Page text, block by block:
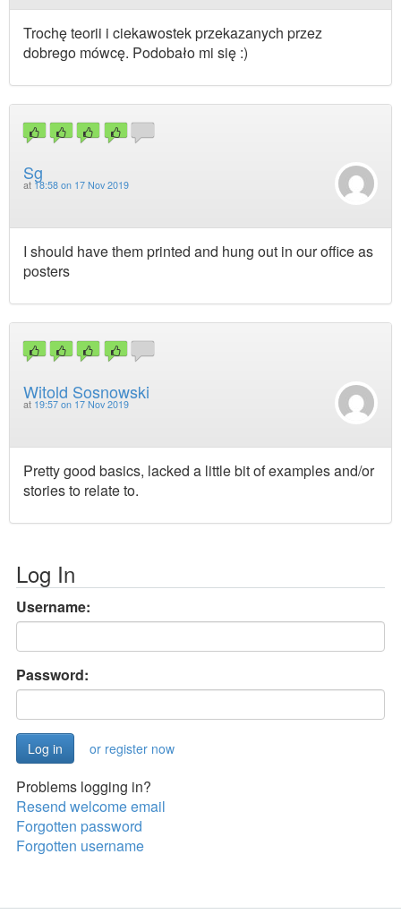
Trochę teorii i ciekawostek przekazanych przez
dobrego mówcę. Podobało mi się :)
Sg
at 18:58 on 17 Nov 2019
I should have them printed and hung out in our office as
posters
Witold Sosnowski
at 19:57 on 17 Nov 2019
Pretty good basics, lacked a little bit of examples and/or
stories to relate to.
Log In
Username:
Password:
or register now
Problems logging in?
Resend welcome email
Forgotten password
Forgotten username